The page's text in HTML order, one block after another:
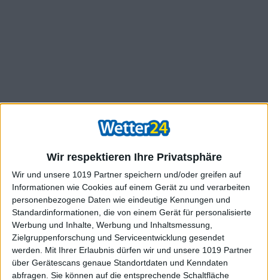
Wir respektieren Ihre Privatsphäre
Wir und unsere 1019 Partner speichern und/oder greifen auf
Informationen wie Cookies auf einem Gerät zu und verarbeiten
personenbezogene Daten wie eindeutige Kennungen und
Standardinformationen, die von einem Gerät für personalisierte
Werbung und Inhalte, Werbung und Inhaltsmessung,
Zielgruppenforschung und Serviceentwicklung gesendet
werden.
Mit Ihrer Erlaubnis dürfen wir und unsere 1019 Partner
über Gerätescans genaue Standortdaten und Kenndaten
abfragen. Sie können auf die entsprechende Schaltfläche